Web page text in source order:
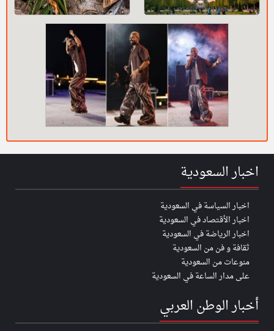
اخبار السعودية
اخبار السياسة في السعودية
اخبار الأقتصاد في السعودية
اخبار الرياضة في السعودية
ثقافة و فن من السعودية
منوعات من السعودية
على مدار الساعة في السعودية
أخبار الوطن العربي